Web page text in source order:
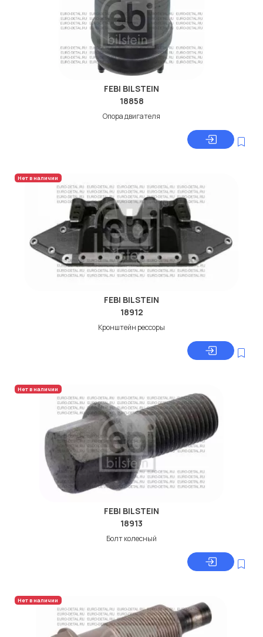
FEBI BILSTEIN
18858
Опора двигателя
Нет в наличии
FEBI BILSTEIN
18912
Кронштейн рессоры
Нет в наличии
FEBI BILSTEIN
18913
Болт колесный
Нет в наличии